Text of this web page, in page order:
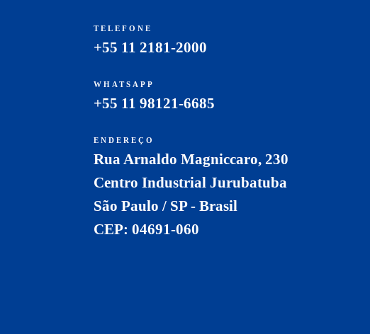
TELEFONE
+55 11 2181-2000
WHATSAPP
+55 11 98121-6685
ENDEREÇO
Rua Arnaldo Magniccaro, 230
Centro Industrial Jurubatuba
São Paulo / SP - Brasil
CEP: 04691-060